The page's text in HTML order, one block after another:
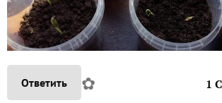
Ответить ✿ 1